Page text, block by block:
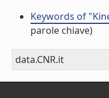
Keywords of
parole chiave)
data.CNR.it